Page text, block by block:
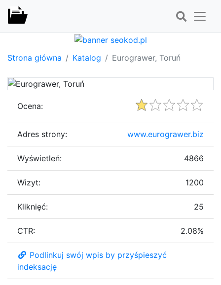
Strona główna Katalog Eurograwer, Toruń
Ocena:
Adres strony: www.eurograwer.biz
Wyświetleń: 4866
Wizyt: 1200
Kliknięć: 25
CTR: 2.08%
Podlinkuj swój wpis by przyśpieszyć
indeksację